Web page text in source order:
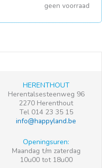
geen voorraad
HERENTHOUT
Herentalsesteenweg 96
2270 Herenthout
Tel 014 23 35 15
info@happyland.be
Openingsuren:
Maandag t/m zaterdag
10u00 tot 18u00